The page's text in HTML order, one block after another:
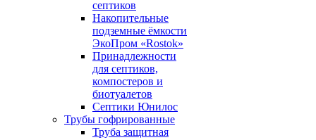
септиков
Накопительные
подземные ёмкости
ЭкоПром «Rostok»
Принадлежности
для септиков,
компостеров и
биотуалетов
Септики Юнилос
Трубы гофрированные
Труба защитная